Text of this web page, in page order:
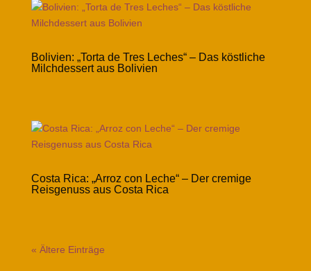
Bolivien: „Torta de Tres Leches“ – Das köstliche
Milchdessert aus Bolivien
Costa Rica: „Arroz con Leche“ – Der cremige
Reisgenuss aus Costa Rica
« Ältere Einträge